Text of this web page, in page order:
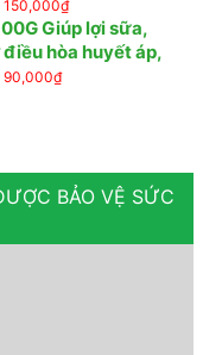
150,000₫
Giúp lợi sữa,
hòa huyết áp,
90,000₫
BẢO VỆ SỨC